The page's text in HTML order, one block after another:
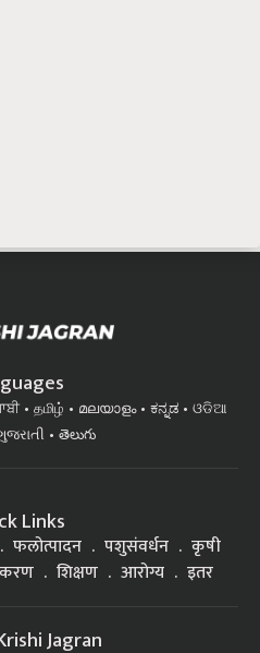
தமிழ் മലയാളം ಕನ್ನಡ
ଓଡିଆ
తెలుగు
Links
फलोत्पादन पशुसंवर्धन
कृषी
शिक्षण आरोग्य इतर
Jagran